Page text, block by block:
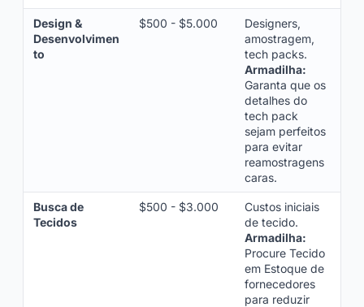
Design &
Desenvolvimen
to
$500 - $5.000
Designers,
amostragem,
tech packs.
Armadilha:
Garanta que os
detalhes do
tech pack
sejam perfeitos
para evitar
reamostragens
caras.
Busca de
Tecidos
$500 - $3.000
Custos iniciais
de tecido.
Armadilha:
Procure Tecido
em Estoque de
fornecedores
para reduzir